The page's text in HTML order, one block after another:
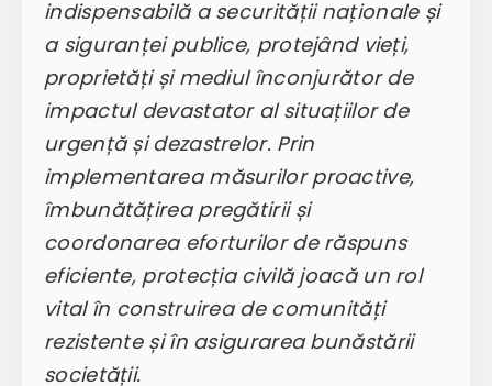
indispensabilă a securității naționale și
a siguranței publice, protejând vieți,
proprietăți și mediul înconjurător de
impactul devastator al situațiilor de
urgență și dezastrelor. Prin
implementarea măsurilor proactive,
îmbunătățirea pregătirii și
coordonarea eforturilor de răspuns
eficiente, protecția civilă joacă un rol
vital în construirea de comunități
rezistente și în asigurarea bunăstării
societății.